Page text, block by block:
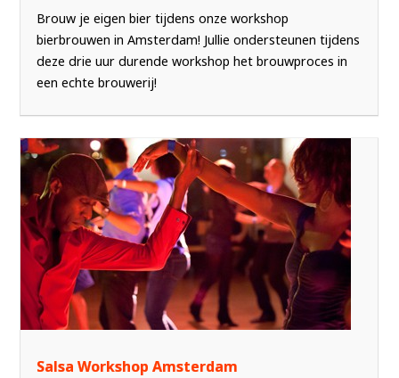
Brouw je eigen bier tijdens onze workshop
bierbrouwen in Amsterdam! Jullie ondersteunen tijdens
deze drie uur durende workshop het brouwproces in
een echte brouwerij!
Salsa Workshop Amsterdam